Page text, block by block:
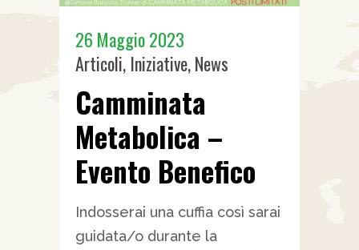
26 Maggio 2023
Articoli, Iniziative,News
Camminata
Metabolica –
Evento Benefico
Indosserai una cuffia così sarai
guidata/o durante la